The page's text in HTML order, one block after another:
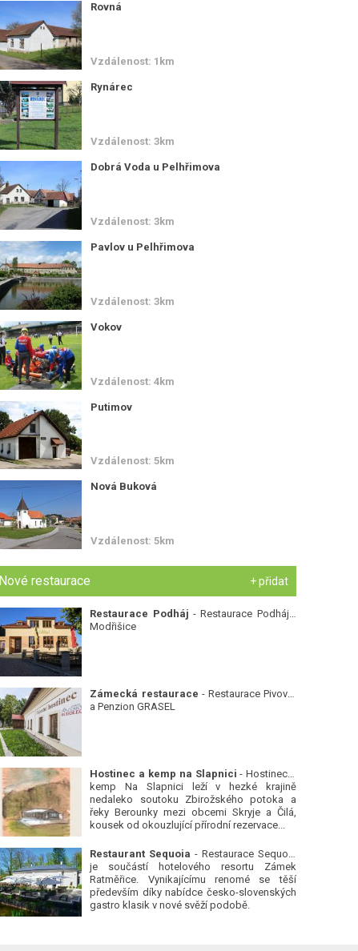
Rovná
Vzdálenost: 1km
Rynárec
Vzdálenost: 3km
Dobrá Voda u Pelhřimova
Vzdálenost: 3km
Pavlov u Pelhřimova
Vzdálenost: 3km
Vokov
Vzdálenost: 4km
Putimov
Vzdálenost: 5km
Nová Buková
Vzdálenost: 5km
Nové restaurace + přidat
Restaurace Podháj - Restaurace Podháj -
Modřišice
Zámecká restaurace - Restaurace Pivovar
a Penzion GRASEL
Hostinec a kemp na Slapnici - Hostinec a
kemp Na Slapnici leží v hezké krajině
nedaleko soutoku Zbirožského potoka a
řeky Berounky mezi obcemi Skryje a Čilá,
kousek od okouzlující přírodní rezervace...
Restaurant Sequoia - Restaurace Sequoia
je součástí hotelového resortu Zámek
Ratměřice. Vynikajícímu renomé se těší
především díky nabídce česko-slovenských
gastro klasik v nové svěží podobě.